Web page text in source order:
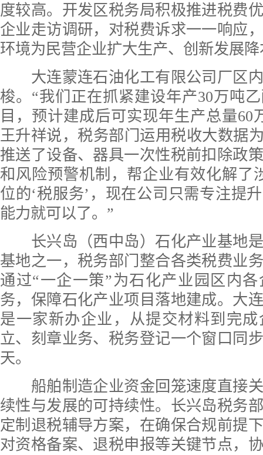
度较高。开发区税务局积极推进税费
企业走访调研，对税费诉求一一响应
环境为民营企业扩大生产、创新发展
大连蒙连石油化工有限公司厂区内
梭。“我们正在抓紧建设年产30万吨
目，预计建成后可实现年生产总量60
王升祥说，税务部门运用税收大数据
推送了设备、器具一次性税前扣除政
和风险预警机制，帮企业有效化解了
位的‘税服务’，现在公司只需专注提
能力就可以了。”
长兴岛（西中岛）石化产业基地是
基地之一，税务部门整合各类税费业
通过“一企一策”为石化产业园区内
务，保障石化产业项目落地建成。大
是一家新办企业，从提交材料到完
立、刻章业务、税务登记一个窗口同
天。
船舶制造企业资金回笼速度直接关
续性与发展的可持续性。长兴岛税务
定制退税辅导方案，在确保合规前提
对资格备案、退税申报等关键节点，